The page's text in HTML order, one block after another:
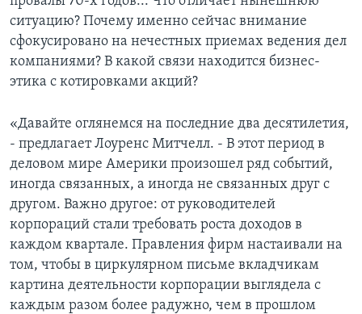
ситуацию? Почему именно сейчас внимание
сфокусировано на нечестных приемах ведения дел
компаниями? В какой связи находится бизнес-
этика с котировками акций?
«Давайте оглянемся на последние два десятилетия,
- предлагает Лоуренс Митчелл. - В этот период в
деловом мире Америки произошел ряд событий,
иногда связанных, а иногда не связанных друг с
другом. Важно другое: от руководителей
корпораций стали требовать роста доходов в
каждом квартале. Правления фирм настаивали на
том, чтобы в циркулярном письме вкладчикам
картина деятельности корпорации выглядела с
каждым разом более радужно, чем в прошлом